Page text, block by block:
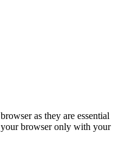
as they are essential
your browser only with your